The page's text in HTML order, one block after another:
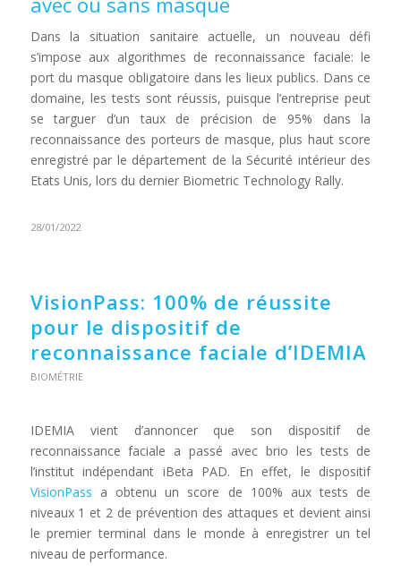
Dans la situation sanitaire actuelle, un nouveau défi
s’impose aux algorithmes de reconnaissance faciale: le
port du masque obligatoire dans les lieux publics. Dans ce
domaine, les tests sont réussis, puisque l’entreprise peut
se targuer d’un taux de précision de 95% dans la
reconnaissance des porteurs de masque, plus haut score
enregistré par le département de la Sécurité intérieur des
Etats Unis, lors du dernier Biometric Technology Rally.
28/01/2022
VisionPass: 100% de réussite
pour le dispositif de
reconnaissance faciale d’IDEMIA
BIOMÉTRIE
IDEMIA vient d’annoncer que son dispositif de
reconnaissance faciale a passé avec brio les tests de
l’institut indépendant iBeta PAD. En effet, le dispositif
VisionPass a obtenu un score de 100% aux tests de
niveaux 1 et 2 de prévention des attaques et devient ainsi
le premier terminal dans le monde à enregistrer un tel
niveau de performance.